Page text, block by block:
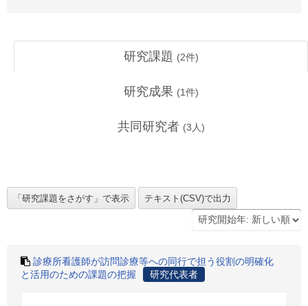
研究課題 (2件)
研究成果 (1件)
共同研究者 (3 人)
診療所看護師が訪問診療等への同行で担う役割の明確化
と活用のための課題の把握
研究代表者